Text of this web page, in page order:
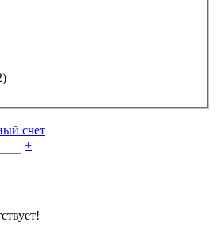
счет
+